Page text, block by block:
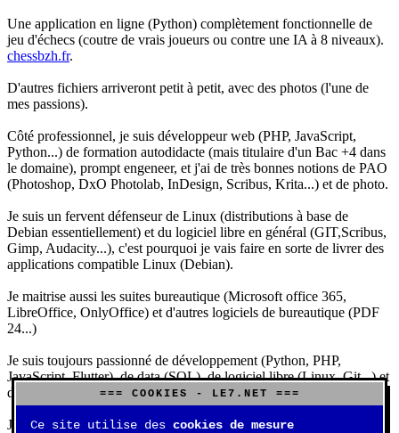
Une application en ligne (Python) complètement fonctionnelle de
jeu d'échecs (coutre de vrais joueurs ou contre une IA à 8 niveaux).
chessbzh.fr.
D'autres fichiers arriveront petit à petit, avec des photos (l'une de
mes passions).
Côté professionnel, je suis développeur web (PHP, JavaScript,
Python...) de formation autodidacte (mais titulaire d'un Bac +4 dans
le domaine), prompt engeneer, et j'ai de très bonnes notions de PAO
(Photoshop, DxO Photolab, InDesign, Scribus, Krita...) et de photo.
Je suis un fervent défenseur de Linux (distributions à base de
Debian essentiellement) et du logiciel libre en général (GIT,Scribus,
Gimp, Audacity...), c'est pourquoi je vais faire en sorte de livrer des
applications compatible Linux (Debian).
Je maitrise aussi les suites bureautique (Microsoft office 365,
LibreOffice, OnlyOffice) et d'autres logiciels de bureautique (PDF
24...)
Je suis toujours passionné de développement (Python, PHP,
JavaScript, Flutter), de data (SQL), de logiciel libre (Linux, Git...) et
d'IA (principalement Claude et DeepSeek).
J'aime jouer, surtout aux jeux de sociétés (Risk, Uno, Scrabble...),
=== COOKIES - LE7.NET ===
Ce site utilise des cookies de mesure